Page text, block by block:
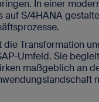
In einer
auf S/4HANA
Transformation
Umfeld. Sie
maßgeblich an